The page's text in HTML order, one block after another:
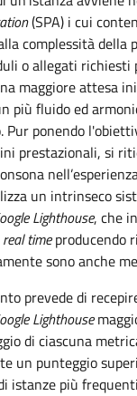
(SPA) i cui
complessità della
o allegati richiesti
maggiore attesa
più fluido ed
Pur ponendo
prestazionali, si
un intrinseco
Lighthouse, che
real timeproducendo
sono anche
prevede di
Lighthouse
di ciascuna
un punteggio
istanze più